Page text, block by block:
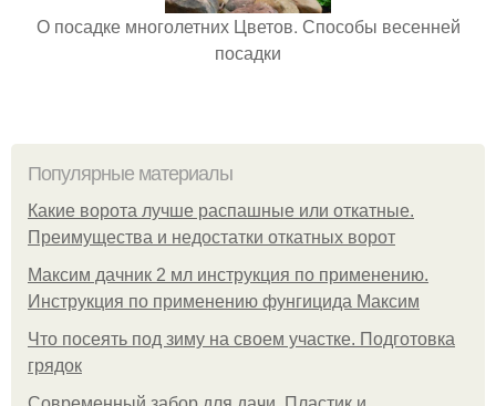
О посадке многолетних Цветов. Способы весенней
посадки
Популярные материалы
Какие ворота лучше распашные или откатные.
Преимущества и недостатки откатных ворот
Максим дачник 2 мл инструкция по применению.
Инструкция по применению фунгицида Максим
Что посеять под зиму на своем участке. Подготовка
грядок